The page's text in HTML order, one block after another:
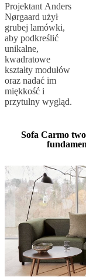
Projektant Anders
Nørgaard użył
grubej lamówki,
aby podkreślić
unikalne,
kwadratowe
kształty modułów
oraz nadać im
miękkość i
przytulny wygląd.
Sofa Carmo